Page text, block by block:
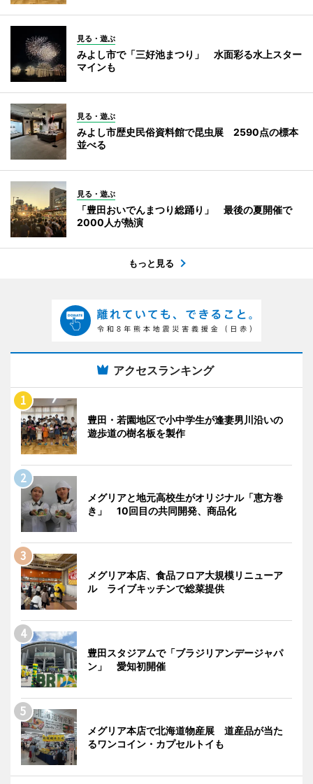
見る・遊ぶ
みよし市で「三好池まつり」 水面彩る水上スター
マインも
見る・遊ぶ
みよし市歴史民俗資料館で昆虫展 2590点の標本
並べる
見る・遊ぶ
「豊田おいでんまつり総踊り」 最後の夏開催で
2000人が熱演
もっと見る
アクセスランキング
豊田・若園地区で小中学生が逢妻男川沿いの
遊歩道の樹名板を製作
メグリアと地元高校生がオリジナル「恵方巻
き」 10回目の共同開発、商品化
メグリア本店、食品フロア大規模リニューア
ル ライブキッチンで総菜提供
豊田スタジアムで「ブラジリアンデージャパ
ン」 愛知初開催
メグリア本店で北海道物産展 道産品が当た
るワンコイン・カプセルトイも